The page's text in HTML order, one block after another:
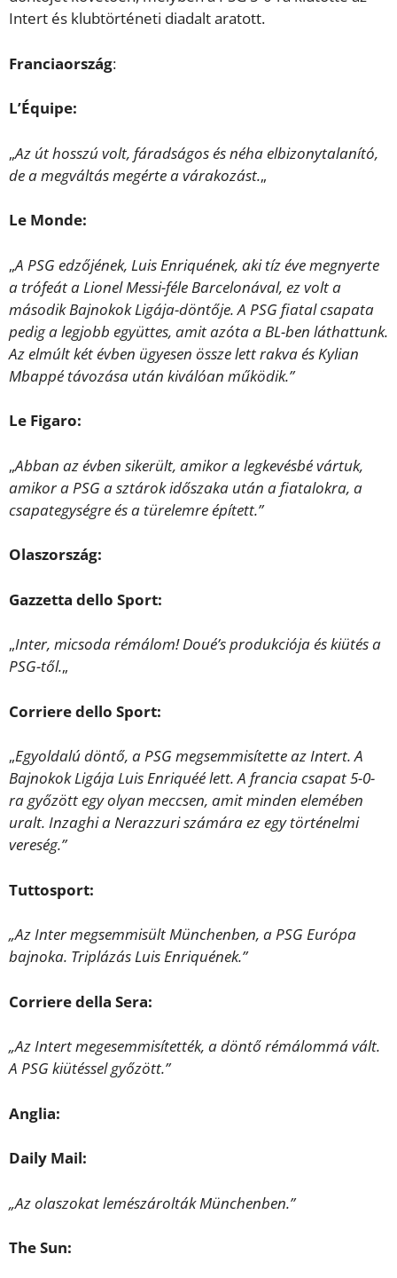
Intert és klubtörténeti diadalt aratott.
Franciaország:
L’Équipe:
„Az út hosszú volt, fáradságos és néha elbizonytalanító,
de a megváltás megérte a várakozást.„
Le Monde:
„A PSG edzőjének, Luis Enriquének, aki tíz éve megnyerte
a trófeát a Lionel Messi-féle Barcelonával, ez volt a
második Bajnokok Ligája-döntője. A PSG fiatal csapata
pedig a legjobb együttes, amit azóta a BL-ben láthattunk.
Az elmúlt két évben ügyesen össze lett rakva és Kylian
Mbappé távozása után kiválóan működik.”
Le Figaro:
„Abban az évben sikerült, amikor a legkevésbé vártuk,
amikor a PSG a sztárok időszaka után a fiatalokra, a
csapategységre és a türelemre épített.”
Olaszország:
Gazzetta dello Sport:
„Inter, micsoda rémálom! Doué’s produkciója és kiütés a
PSG-től.„
Corriere dello Sport:
„Egyoldalú döntő, a PSG megsemmisítette az Intert. A
Bajnokok Ligája Luis Enriquéé lett. A francia csapat 5-0-
ra győzött egy olyan meccsen, amit minden elemében
uralt. Inzaghi a Nerazzuri számára ez egy történelmi
vereség.”
Tuttosport:
„Az Inter megsemmisült Münchenben, a PSG Európa
bajnoka. Triplázás Luis Enriquének.”
Corriere della Sera:
„Az Intert megesemmisítették, a döntő rémálommá vált.
A PSG kiütéssel győzött.”
Anglia:
Daily Mail:
„Az olaszokat lemészárolták Münchenben.”
The Sun: